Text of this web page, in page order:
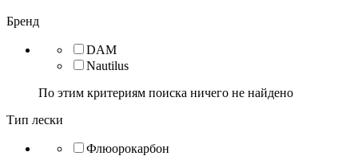
Бренд
DAM
Nautilus
По этим критериям поиска ничего не найдено
Тип лески
Флюорокарбон